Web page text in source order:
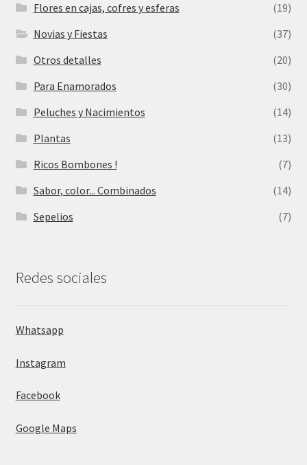
Flores en cajas, cofres y esferas
(19)
Novias y Fiestas
(37)
Otros detalles
(20)
Para Enamorados
(30)
Peluches y Nacimientos
(14)
Plantas
(13)
Ricos Bombones !
(7)
Sabor, color... Combinados
(14)
Sepelios
(7)
Redes sociales
Whatsapp
Instagram
Facebook
Google Maps